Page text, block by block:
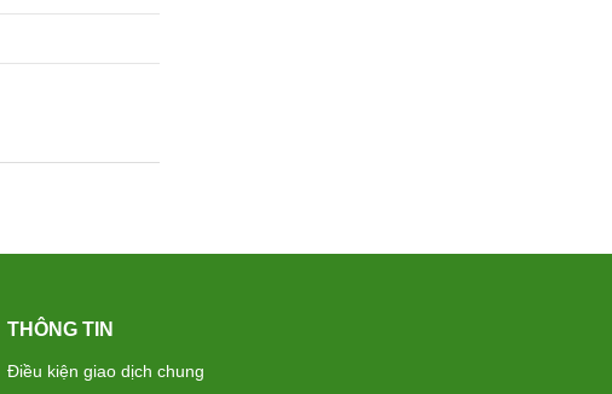
THÔNG TIN
Điều kiện giao dịch chung